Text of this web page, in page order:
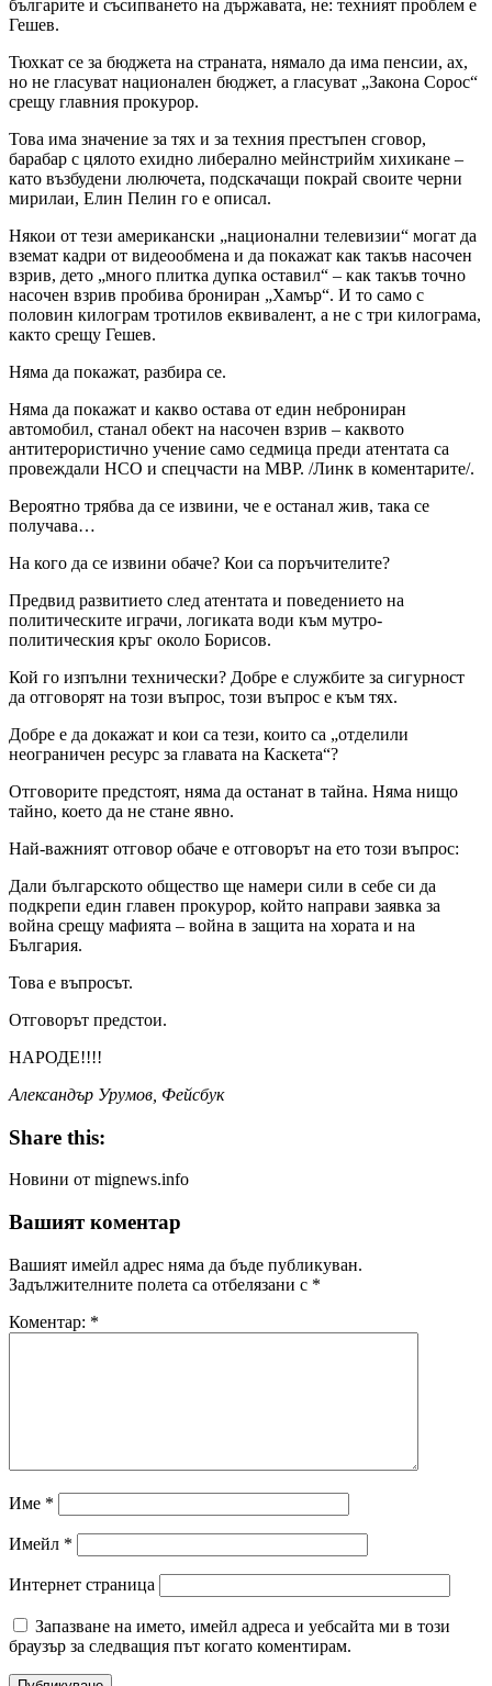
българите и съсипването на държавата, не: техният проблем е
Гешев.
Тюхкат се за бюджета на страната, нямало да има пенсии, ах,
но не гласуват национален бюджет, а гласуват „Закона Сорос“
срещу главния прокурор.
Това има значение за тях и за техния престъпен сговор,
барабар с цялото ехидно либерално мейнстрийм хихикане –
като възбудени люлючета, подскачащи покрай своите черни
мирилаи, Елин Пелин го е описал.
Някои от тези американски „национални телевизии“ могат да
вземат кадри от видеообмена и да покажат как такъв насочен
взрив, дето „много плитка дупка оставил“ – как такъв точно
насочен взрив пробива брониран „Хамър“. И то само с
половин килограм тротилов еквивалент, а не с три килограма,
както срещу Гешев.
Няма да покажат, разбира се.
Няма да покажат и какво остава от един неброниран
автомобил, станал обект на насочен взрив – каквото
антитерористично учение само седмица преди атентата са
провеждали НСО и спецчасти на МВР. /Линк в коментарите/.
Вероятно трябва да се извини, че е останал жив, така се
получава…
На кого да се извини обаче? Кои са поръчителите?
Предвид развитието след атентата и поведението на
политическите играчи, логиката води към мутро-
политическия кръг около Борисов.
Кой го изпълни технически? Добре е службите за сигурност
да отговорят на този въпрос, този въпрос е към тях.
Добре е да докажат и кои са тези, които са „отделили
неограничен ресурс за главата на Каскета“?
Отговорите предстоят, няма да останат в тайна. Няма нищо
тайно, което да не стане явно.
Най-важният отговор обаче е отговорът на ето този въпрос:
Дали българското общество ще намери сили в себе си да
подкрепи един главен прокурор, който направи заявка за
война срещу мафията – война в защита на хората и на
България.
Това е въпросът.
Отговорът предстои.
НАРОДЕ!!!!
Александър Урумов, Фейсбук
Share this:
Новини от mignews.info
Вашият коментар
Вашият имейл адрес няма да бъде публикуван.
Задължителните полета са отбелязани с *
Коментар: *
Име *
Имейл *
Интернет страница
Запазване на името, имейл адреса и уебсайта ми в този
браузър за следващия път когато коментирам.